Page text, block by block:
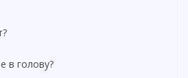
в голову?